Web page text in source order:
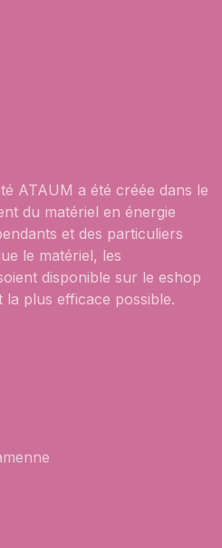
ATAUM a été créée dans le
du matériel en énergie
et des particuliers
le matériel, les
disponible sur le eshop
plus efficace possible.